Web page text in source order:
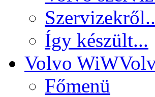
Így készült...
Volvo WiW
Főmenü